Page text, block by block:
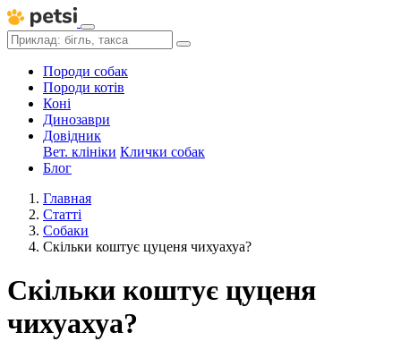
Породи собак
Породи котів
Коні
Динозаври
Довідник
Вет. клініки Клички собак
Блог
Главная
Статті
Собаки
Скільки коштує цуценя чихуахуа?
Скільки коштує цуценя
чихуахуа?